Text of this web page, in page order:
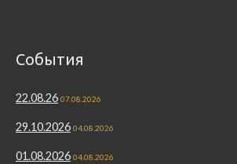
События
22.08.26 07.08.2026
29.10.2026 04.08.2026
01.08.2026 04.08.2026